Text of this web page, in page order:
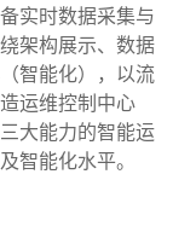
实时数据采集与
架构展示、数据
智能化），以流
运维控制中心
大能力的智能运
智能化水平。